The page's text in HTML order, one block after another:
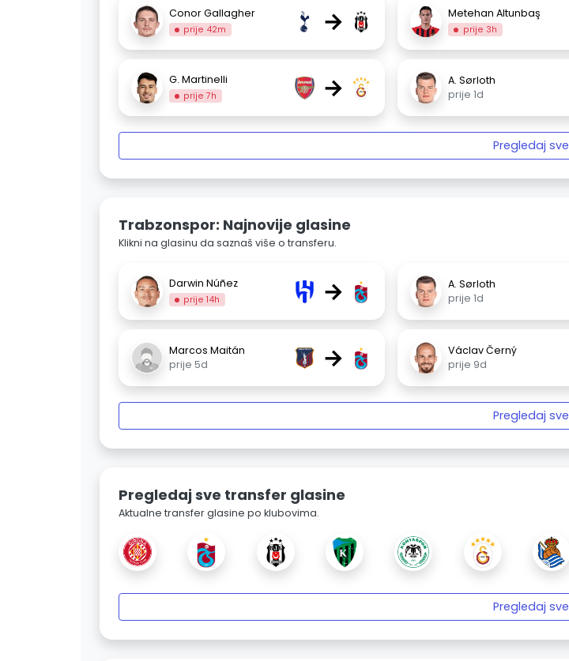
Conor Gallagher
prije 42m → Metehan Altunbaş
prije 3h
G. Martinelli
prije 7h →
A. Sørloth
prije 1d
Pregledaj sve
Trabzonspor: Najnovije glasine
Klikni na glasinu da saznaš više o transferu.
Darwin Núñez
prije 14h →
A. Sørloth
prije 1d
Marcos Maitán
prije 5d
→
Václav Černý
prije 9d
Pregledaj sve
Pregledaj sve transfer glasine
Aktualne transfer glasine po klubovima.
Pregledaj sve